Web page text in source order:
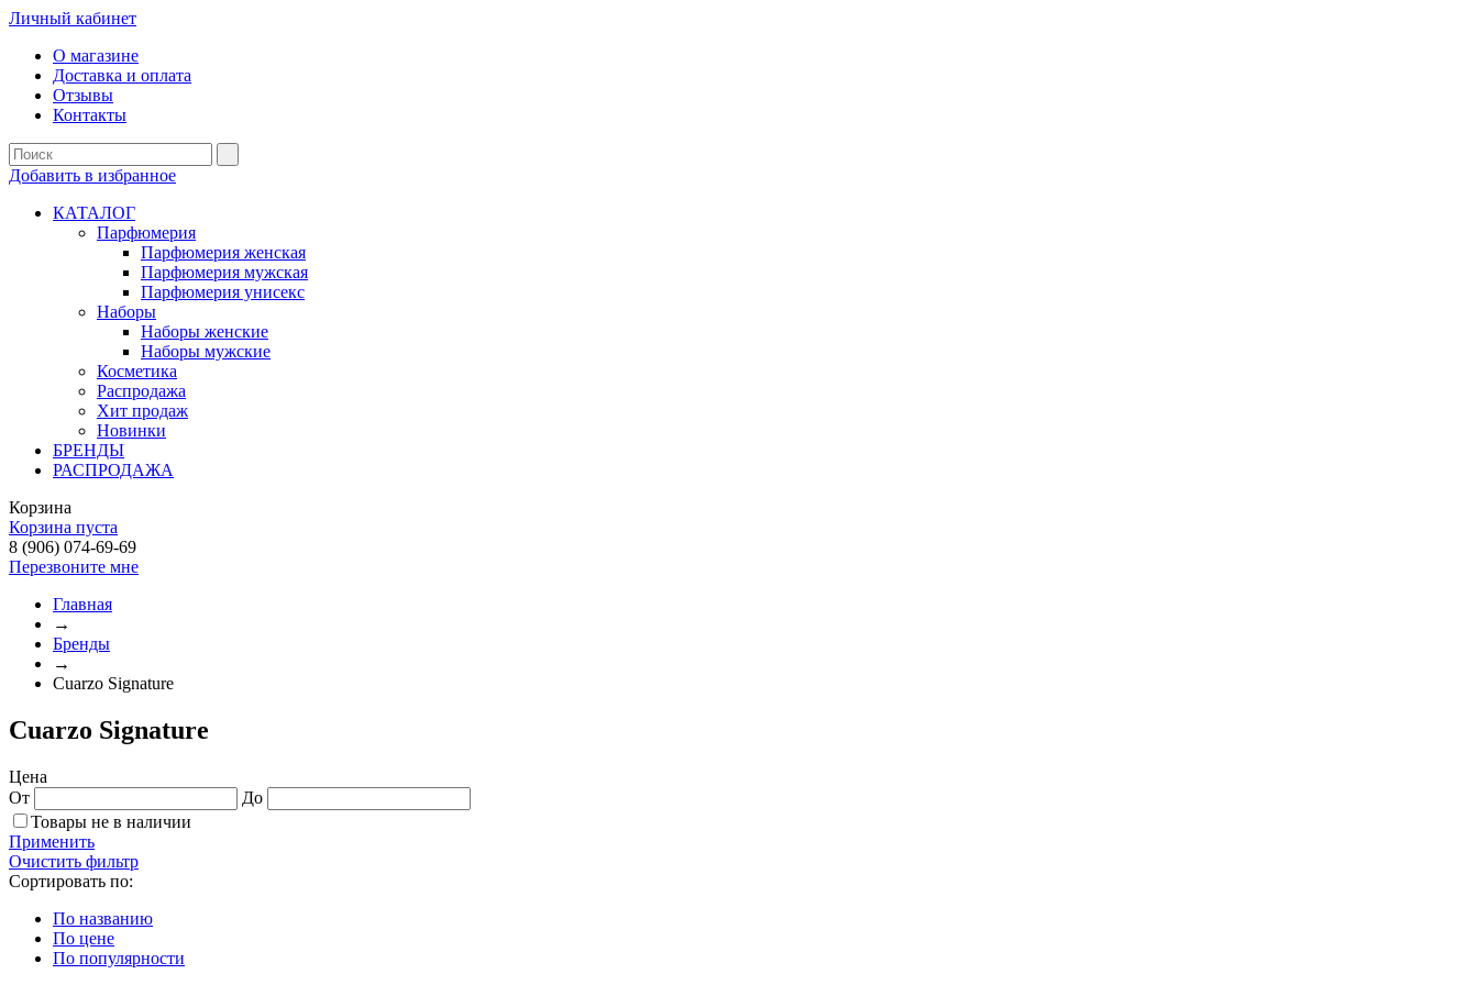
Личный кабинет
О магазине
Доставка и оплата
Отзывы
Контакты
Добавить в избранное
КАТАЛОГ
Парфюмерия
Парфюмерия женская
Парфюмерия мужская
Парфюмерия унисекс
Наборы
Наборы женские
Наборы мужские
Косметика
Распродажа
Хит продаж
Новинки
БРЕНДЫ
РАСПРОДАЖА
Корзина
Корзина пуста
8 (906) 074-69-69
Перезвоните мне
Главная
→
Бренды
→
Cuarzo Signature
Cuarzo Signature
Цена
От
До
Товары не в наличии
Применить
Очистить фильтр
Сортировать по:
По названию
По цене
По популярности